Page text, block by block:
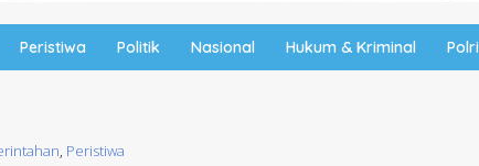
Peristiwa Politik Nasional Hukum & Kriminal Polri
, Peristiwa